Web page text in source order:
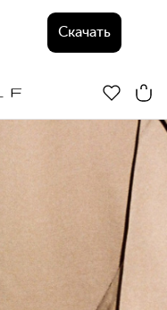
Скачать